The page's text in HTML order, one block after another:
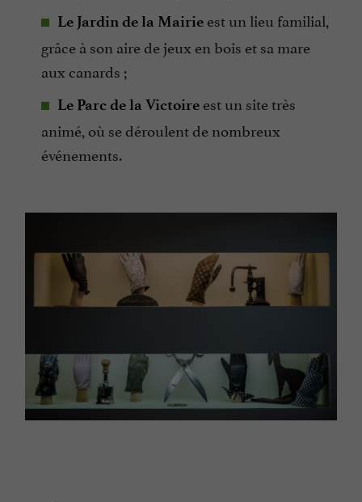
Le Jardin de la Mairie est un lieu familial,
grâce à son aire de jeux en bois et sa mare
aux canards ;
Le Parc de la Victoire est un site très
animé, où se déroulent de nombreux
événements.